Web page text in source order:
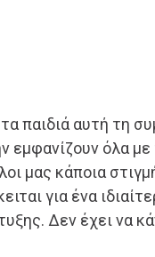
παιδιά αυτή τη
εμφανίζουν όλα με
μας κάποια
για ένα
Δεν έχει να